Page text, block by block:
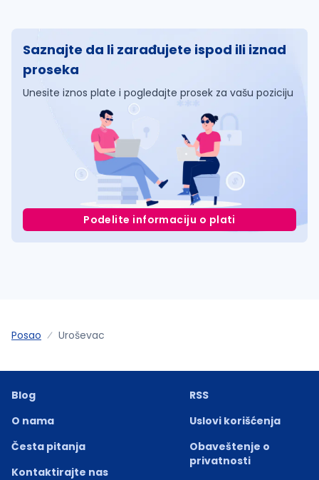
Saznajte da li zarađujete ispod ili iznad
proseka
Unesite iznos plate i pogledajte prosek za vašu poziciju
Podelite informaciju o plati
Posao Uroševac
Blog
O nama
Česta pitanja
Kontaktirajte nas
RSS
Uslovi korišćenja
Obaveštenje o
privatnosti